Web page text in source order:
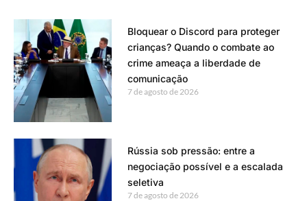
Bloquear o Discord para proteger
crianças? Quando o combate ao
crime ameaça a liberdade de
comunicação
7 de agosto de 2026
Rússia sob pressão: entre a
negociação possível e a escalada
seletiva
7 de agosto de 2026